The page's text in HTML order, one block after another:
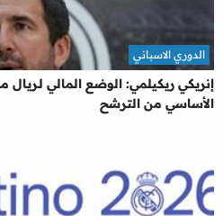
إنريكي ريكيلمي: الوضع المالي
الأساسي من الترشح
الدوري الاسباني